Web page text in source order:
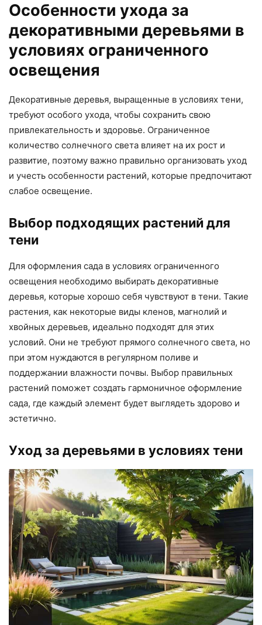
Особенности ухода за
декоративными деревьями в
условиях ограниченного
освещения
Декоративные деревья, выращенные в условиях тени,
требуют особого ухода, чтобы сохранить свою
привлекательность и здоровье. Ограниченное
количество солнечного света влияет на их рост и
развитие, поэтому важно правильно организовать уход
и учесть особенности растений, которые предпочитают
слабое освещение.
Выбор подходящих растений для
тени
Для оформления сада в условиях ограниченного
освещения необходимо выбирать декоративные
деревья, которые хорошо себя чувствуют в тени. Такие
растения, как некоторые виды кленов, магнолий и
хвойных деревьев, идеально подходят для этих
условий. Они не требуют прямого солнечного света, но
при этом нуждаются в регулярном поливе и
поддержании влажности почвы. Выбор правильных
растений поможет создать гармоничное оформление
сада, где каждый элемент будет выглядеть здорово и
эстетично.
Уход за деревьями в условиях тени